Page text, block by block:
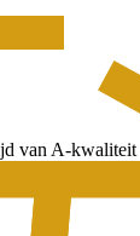
van A-kwaliteit